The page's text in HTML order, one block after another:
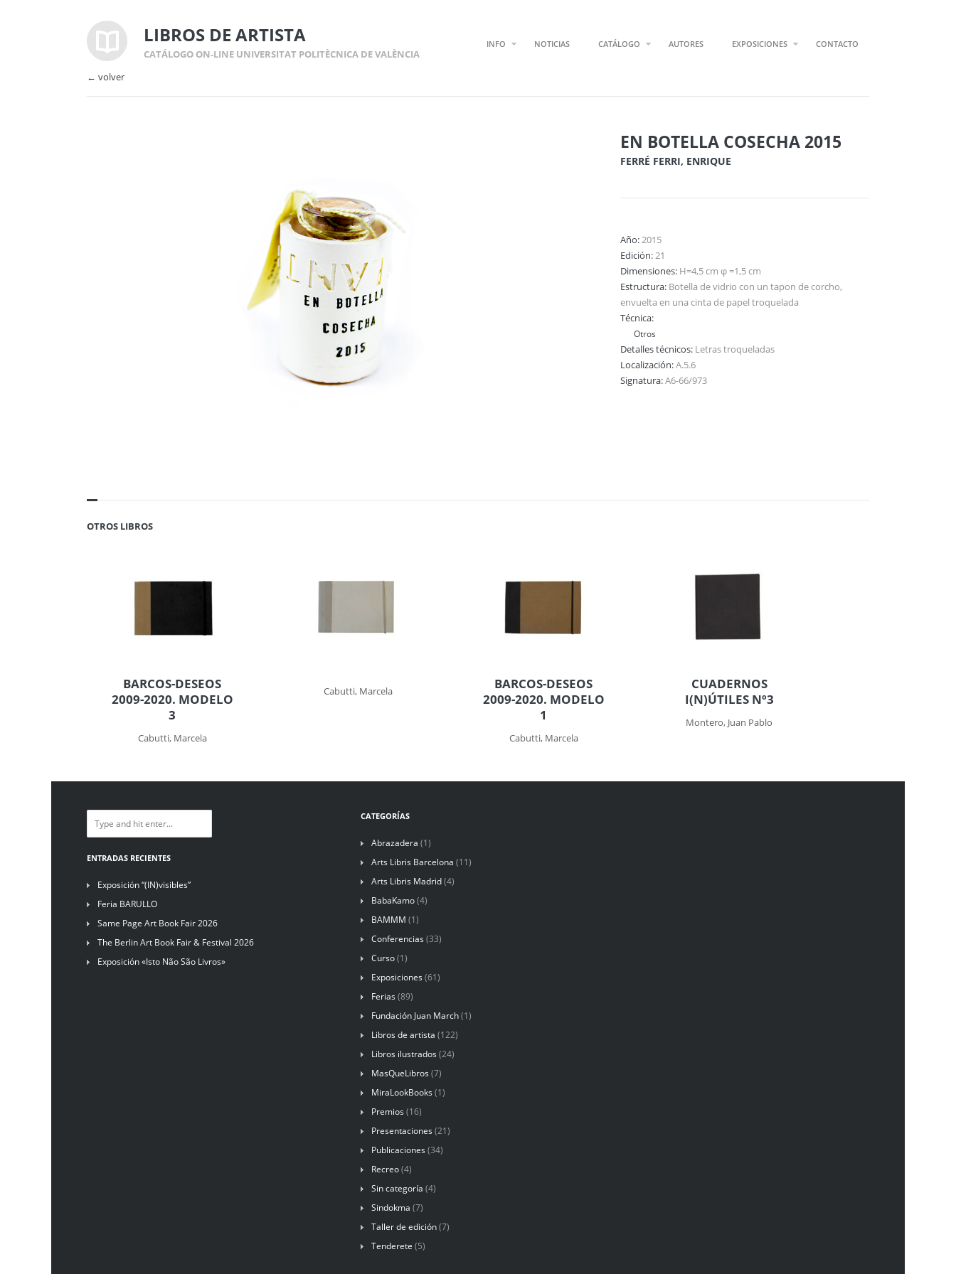
LIBROS DE ARTISTA
CATÁLOGO ON-LINE UNIVERSITAT POLITÈCNICA DE VALÈNCIA
INFO NOTICIAS CATÁLOGO AUTORES EXPOSICIONES CONTACTO
← volver
EN BOTELLA COSECHA 2015
FERRÉ FERRI, ENRIQUE
Año:2015
Edición:21
Dimensiones: H=4,5 cm φ =1,5 cm
Estructura: Botella de vidrio con un tapon de corcho,
envuelta en una cinta de papel troquelada
Técnica:
Otros
Detalles técnicos: Letras troqueladas
Localización:A.5.6
Signatura:A6-66/973
OTROS LIBROS
BARCOS-DESEOS
2009-2020. MODELO
3
Cabutti, Marcela
Cabutti, Marcela
BARCOS-DESEOS
2009-2020. MODELO
1
Cabutti, Marcela
CUADERNOS
I(N)ÚTILES Nº3
Montero, Juan Pablo
ENTRADAS RECIENTES
Exposición “(IN)visibles”
Feria BARULLO
Same Page Art Book Fair 2026
The Berlin Art Book Fair & Festival 2026
Exposición «Isto Não São Livros»
CATEGORÍAS
Abrazadera (1)
Arts Libris Barcelona (11)
Arts Libris Madrid(4)
BabaKamo(4)
BAMMM (1)
Conferencias (33)
Curso(1)
Exposiciones (61)
Ferias (89)
Fundación Juan March(1)
Libros de artista (122)
Libros ilustrados (24)
MasQueLibros (7)
MiraLookBooks (1)
Premios (16)
Presentaciones (21)
Publicaciones (34)
Recreo(4)
Sin categoría (4)
Sindokma (7)
Taller de edición(7)
Tenderete (5)